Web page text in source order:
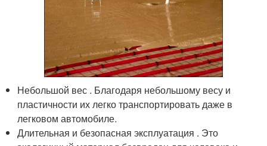
Небольшой вес . Благодаря небольшому весу и
пластичности их легко транспортировать даже в
легковом автомобиле.
Длительная и безопасная эксплуатация . Это